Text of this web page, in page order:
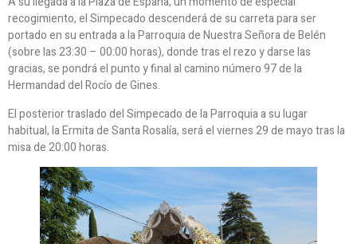
recogimiento, el Simpecado descenderá de su carreta para ser
portado en su entrada a la Parroquia de Nuestra Señora de Belén
(sobre las 23:30 – 00:00 horas), donde tras el rezo y darse las
gracias, se pondrá el punto y final al camino número 97 de la
Hermandad del Rocío de Gines.
El posterior traslado del Simpecado de la Parroquia a su lugar
habitual, la Ermita de Santa Rosalía, será el viernes 29 de mayo tras la
misa de 20:00 horas.